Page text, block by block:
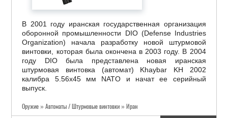
В 2001 году иранская государственная организация
оборонной промышленности DIO (Defense Industries
Organization) начала разработку новой штурмовой
винтовки, которая была окончена в 2003 году. В 2004
году DIO была представлена новая иранская
штурмовая винтовка (автомат) Khaybar KH 2002
калибра 5.56х45 мм NATO и начат ее серийный
выпуск.
Оружие » Автоматы / Штурмовые винтовки » Иран